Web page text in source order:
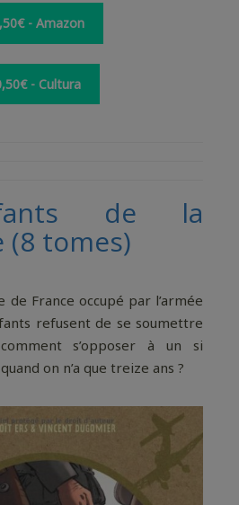
- Amazon
- Cultura
de la
(8 tomes)
de France occupé par l’armée
refusent de se soumettre
s’opposer à un si
on n’a que treize ans ?